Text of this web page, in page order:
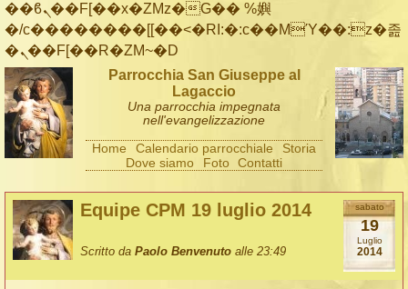
��ϐܢ��F[��x�ZMz�G�� %嬩
�/c��������[[��<�RI:�:c��MΎ��:z�졾
�ܢ��F[��R�ZM~�D
Parrocchia San Giuseppe al
Lagaccio
Una parrocchia impegnata
nell'evangelizzazione
Home Calendario parrocchiale
Storia
Dove siamo
Foto Contatti
sabato
19
Luglio
2014
Equipe CPM 19 luglio 2014
Scritto da Paolo Benvenuto alle 23:49